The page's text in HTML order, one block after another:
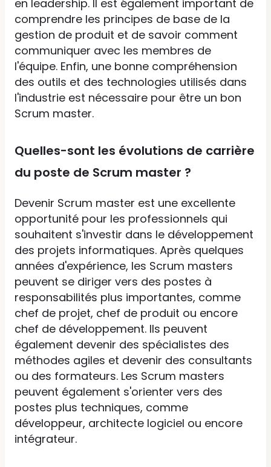
en leadership. Il est également important de
comprendre les principes de base de la
gestion de produit et de savoir comment
communiquer avec les membres de
l'équipe. Enfin, une bonne compréhension
des outils et des technologies utilisés dans
l'industrie est nécessaire pour être un bon
Scrum master.
Quelles-sont les évolutions de carrière
du poste de Scrum master ?
Devenir Scrum master est une excellente
opportunité pour les professionnels qui
souhaitent s'investir dans le développement
des projets informatiques. Après quelques
années d'expérience, les Scrum masters
peuvent se diriger vers des postes à
responsabilités plus importantes, comme
chef de projet, chef de produit ou encore
chef de développement. Ils peuvent
également devenir des spécialistes des
méthodes agiles et devenir des consultants
ou des formateurs. Les Scrum masters
peuvent également s'orienter vers des
postes plus techniques, comme
développeur, architecte logiciel ou encore
intégrateur.